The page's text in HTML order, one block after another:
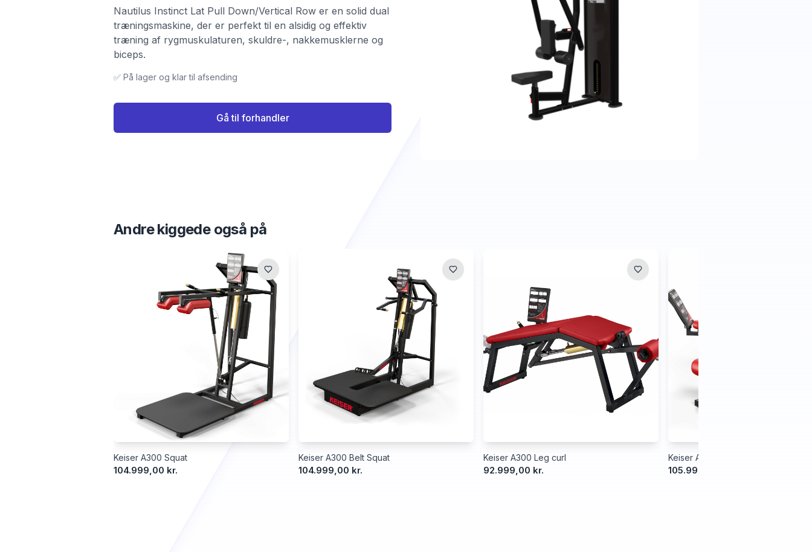
Nautilus Instinct Lat Pull Down/Vertical Row er en solid dual
træningsmaskine, der er perfekt til en alsidig og effektiv
træning af rygmuskulaturen, skuldre-, nakkemusklerne og
biceps.
✅ På lager og klar til afsending
Gå til forhandler
Andre kiggede også på
Keiser A300 Squat
104.999,00 kr.
Keiser A300 Belt Squat
104.999,00 kr.
Keiser A300 Leg curl
92.999,00 kr.
Keiser Air300 Leg Extension
105.999,00 kr.